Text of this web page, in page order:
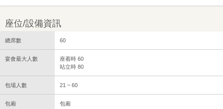
座位/設備資訊
總席數 60
宴會最大人數
座着時 60
站立時 80
包場人數 21 ~ 60
包廂 包廂